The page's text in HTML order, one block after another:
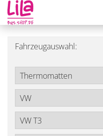
Fahrzeugauswahl: